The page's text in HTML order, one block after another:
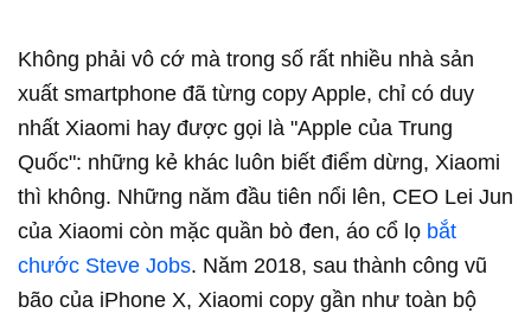
Không phải vô cớ mà trong số rất nhiều nhà sản
xuất smartphone đã từng copy Apple, chỉ có duy
nhất Xiaomi hay được gọi là "Apple của Trung
Quốc": những kẻ khác luôn biết điểm dừng, Xiaomi
thì không. Những năm đầu tiên nổi lên, CEO Lei Jun
của Xiaomi còn mặc quần bò đen, áo cổ lọ bắt
chước Steve Jobs. Năm 2018, sau thành công vũ
bão của iPhone X, Xiaomi copy gần như toàn bộ